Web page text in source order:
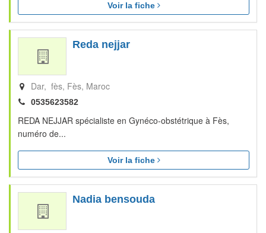
Voir la fiche
Reda nejjar
Dar, fès Fès Maroc
0535623582
REDA NEJJAR spécialiste en Gynéco-obstétrique à Fès,
numéro de...
Voir la fiche
Nadia bensouda